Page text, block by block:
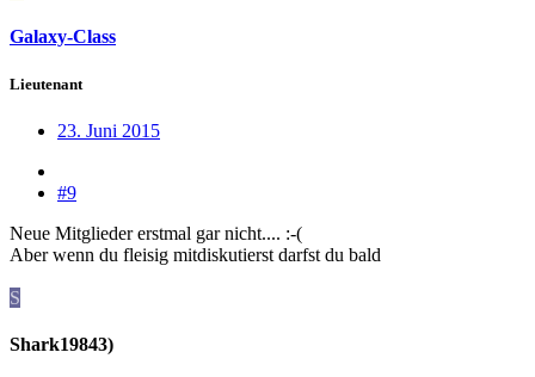
Galaxy-Class
Lieutenant
23. Juni 2015
#9
Neue Mitglieder erstmal gar nicht.... :-(
Aber wenn du fleisig mitdiskutierst darfst du bald
S
Shark19843)